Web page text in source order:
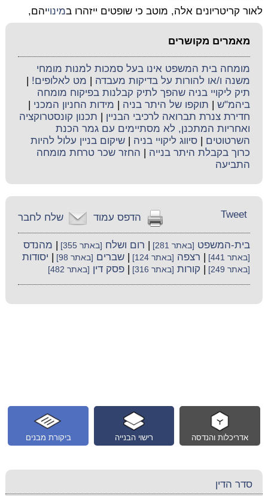
לאור קריטריונים אלה, מוטב כי שופטים ייזהרו במינוייהם,
מאמרים מקושרים
מומחה בית המשפט אינו בעל סמכות למנות מומחי
משנה ו/או להורות על בדיקות מעבדה
מט לאלופים!
תיק ליקויי בניה שהפך לתיק קבלנות בפיקוח מומחה
ביהמ"ש
תוקפו של היתר בניה מידות החניון המכני
חדירת צנרת תברואה לרכיבי הבניין
תכנון קונסטרוקציה
ואחריות המתכנן, לא מסתיימים עם גמר הכנת
השרטוטים |סיווג ליקויי בניה |שיקום בניין עלול להיות
כרוך בקבלת היתר בנייה
החזר שכר טרחת מומחה
התביעה
שלח לחבר הדפס עמוד Tweet
בית-המשפט [באתר 281] רום ושלח [באתר 355] מהנדס
[באתר 441] רצפה [באתר 124] |שברים [באתר 98] יסודות
[באתר 249] קורות [באתר 316] |פסק דין [באתר 482]
ביקורת מבנים רישוי הבנייה אדריכלות והנדסה
סדר הדין